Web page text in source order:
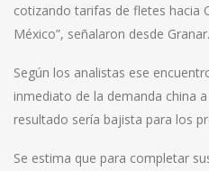
cotizando tarifas de fletes hacia
México”, señalaron desde Granar.
Según los analistas ese
inmediato de la demanda china
resultado sería bajista para los
Se estima que para completar